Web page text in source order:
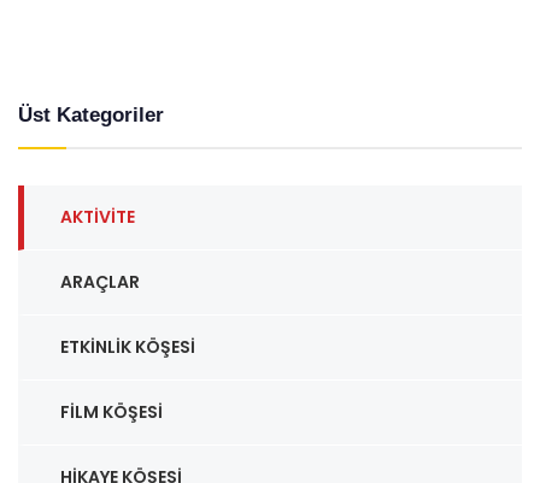
Üst Kategoriler
AKTIVITE
ARAÇLAR
ETKINLIK KÖŞESI
FILM KÖŞESI
HIKAYE KÖŞESI